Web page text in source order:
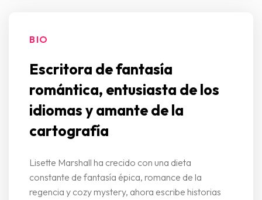
BIO
Escritora de fantasía
romántica, entusiasta de los
idiomas y amante de la
cartografía
Lisette Marshall ha crecido con una dieta
constante de fantasía épica, romance de la
regencia y cozy mystery, ahora escribe historias